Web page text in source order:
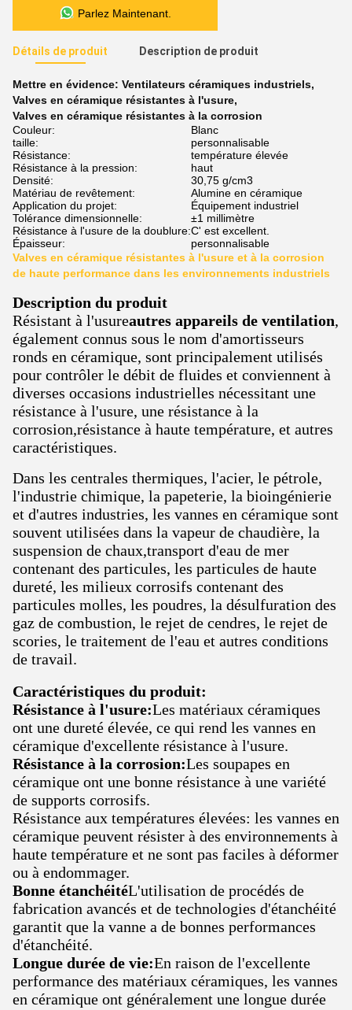
Parlez Maintenant.
Détails de produit Description de produit
Mettre en évidence: Ventilateurs céramiques industriels,
Valves en céramique résistantes à l'usure,
Valves en céramique résistantes à la corrosion
Couleur:
Blanc
taille:
personnalisable
Résistance:
température élevée
Résistance à la pression:
haut
Densité:
30,75 g/cm3
Matériau de revêtement:
Alumine en céramique
Application du projet:
Équipement industriel
Tolérance dimensionnelle:
±1 millimètre
Résistance à l'usure de la doublure:C' est excellent.
Épaisseur:
personnalisable
Valves en céramique résistantes à l'usure et à la corrosion
de haute performance dans les environnements industriels
Description du produit
Résistant à l'usureautres appareils de ventilation,
également connus sous le nom d'amortisseurs
ronds en céramique, sont principalement utilisés
pour contrôler le débit de fluides et conviennent à
diverses occasions industrielles nécessitant une
résistance à l'usure, une résistance à la
corrosion,résistance à haute température, et autres
caractéristiques.
Dans les centrales thermiques, l'acier, le pétrole,
l'industrie chimique, la papeterie, la bioingénierie
et d'autres industries, les vannes en céramique sont
souvent utilisées dans la vapeur de chaudière, la
suspension de chaux,transport d'eau de mer
contenant des particules, les particules de haute
dureté, les milieux corrosifs contenant des
particules molles, les poudres, la désulfuration des
gaz de combustion, le rejet de cendres, le rejet de
scories, le traitement de l'eau et autres conditions
de travail.
Caractéristiques du produit:
Résistance à l'usure:Les matériaux céramiques
ont une dureté élevée, ce qui rend les vannes en
céramique d'excellente résistance à l'usure.
Résistance à la corrosion:Les soupapes en
céramique ont une bonne résistance à une variété
de supports corrosifs.
Résistance aux températures élevées: les vannes en
céramique peuvent résister à des environnements à
haute température et ne sont pas faciles à déformer
ou à endommager.
Bonne étanchéitéL'utilisation de procédés de
fabrication avancés et de technologies d'étanchéité
garantit que la vanne a de bonnes performances
d'étanchéité.
Longue durée de vie:En raison de l'excellente
performance des matériaux céramiques, les vannes
en céramique ont généralement une longue durée